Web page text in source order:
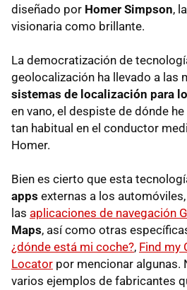
diseñado por Homer Simpson,
visionaria como brillante.
La democratización de
geolocalización ha llevado a las
sistemas de localización para
en vano, el despiste de dónde
tan habitual en el conductor
Homer.
Bien es cierto que esta
apps externas a los
las aplicaciones de navegación
Maps, así como otras
¿dónde está mi coche?, Find my
Locator por mencionar algunas.
varios ejemplos de fabricantes